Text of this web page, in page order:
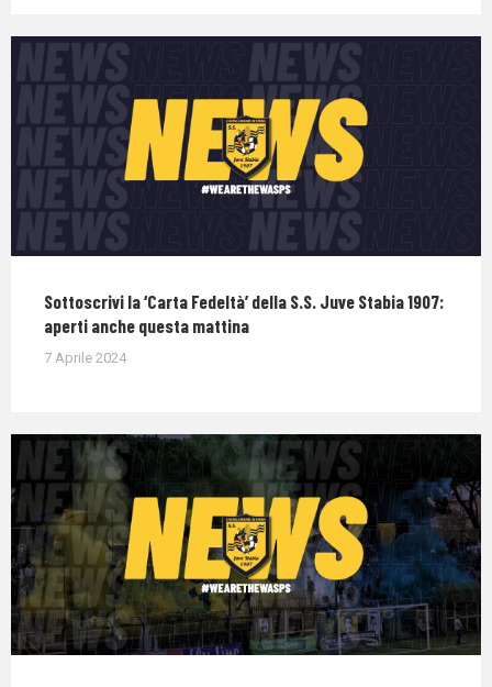
Sottoscrivi la ‘Carta Fedeltà’ della S.S. Juve Stabia 1907:
aperti anche questa mattina
7 Aprile 2024